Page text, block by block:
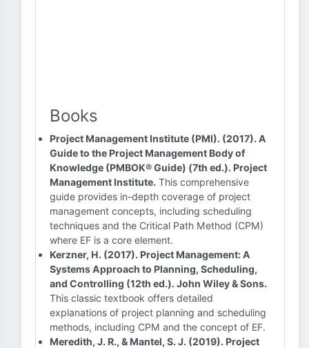
Books
Project Management Institute (PMI). (2017). A
Guide to the Project Management Body of
Knowledge (PMBOK® Guide) (7th ed.). Project
Management Institute. This comprehensive
guide provides in-depth coverage of project
management concepts, including scheduling
techniques and the Critical Path Method (CPM)
where EF is a core element.
Kerzner, H. (2017). Project Management: A
Systems Approach to Planning, Scheduling,
and Controlling (12th ed.). John Wiley & Sons.
This classic textbook offers detailed
explanations of project planning and scheduling
methods, including CPM and the concept of EF.
Meredith, J. R., & Mantel, S. J. (2019). Project